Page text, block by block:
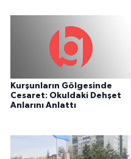
Kurşunların Gölgesinde
Cesaret: Okuldaki Dehşet
Anlarını Anlattı